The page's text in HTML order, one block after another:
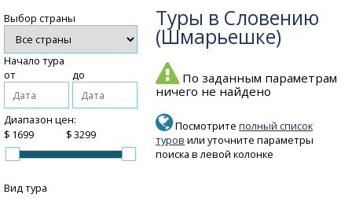
Туры в Словению
(Шмарьешке)
По заданным параметрам
ничего не найдено
Посмотритеполный список
туров или уточните параметры
поиска в левой колонке
Выбор страны
Начало тура
от
до
Диапазон цен:
$
$
Вид тура